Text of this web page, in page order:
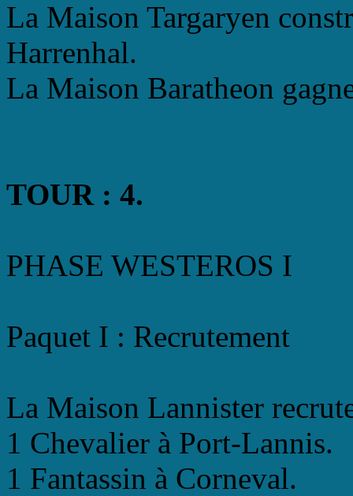
La Maison Targaryen
Harrenhal.
La Maison Baratheon
TOUR : 4.
PHASE WESTEROS I
Paquet I : Recrutement
La Maison Lannister
1 Chevalier à Port-Lannis.
1 Fantassin à Corneval.